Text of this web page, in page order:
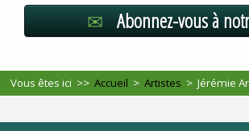
Abonnez-vous à
Vous êtes ici >>Accueil >Artistes >Jérémie